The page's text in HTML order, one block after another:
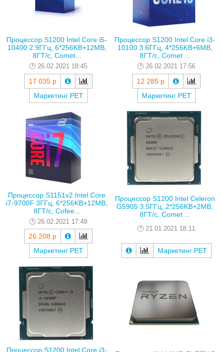
Процессор S1200 Intel Core i5-
10400 2.9ГГц, 6*256KB+12MB,
8ГТ/с, Comet...
26.02.2021 18:45
17 035 р
Маркетинг РЕТ
Процессор S1200 Intel Core i3-
10100 3.6ГГц, 4*256KB+6MB,
8ГТ/с, Comet ...
26.02.2021 17:56
12 285 р
Маркетинг РЕТ
Процессор S1151v2 Intel Core
i7-9700F 3ГГц, 6*256KB+12MB,
8ГТ/с, Cofee...
26.02.2021 17:49
26 208 р
Маркетинг РЕТ
Процессор S1200 Intel Celeron
G5905 3.5ГГц, 2*256KB+2MB,
8ГТ/с, Comet ...
21.01.2021 18:11
Маркетинг РЕТ
Процессор S1200 Intel Core i3-